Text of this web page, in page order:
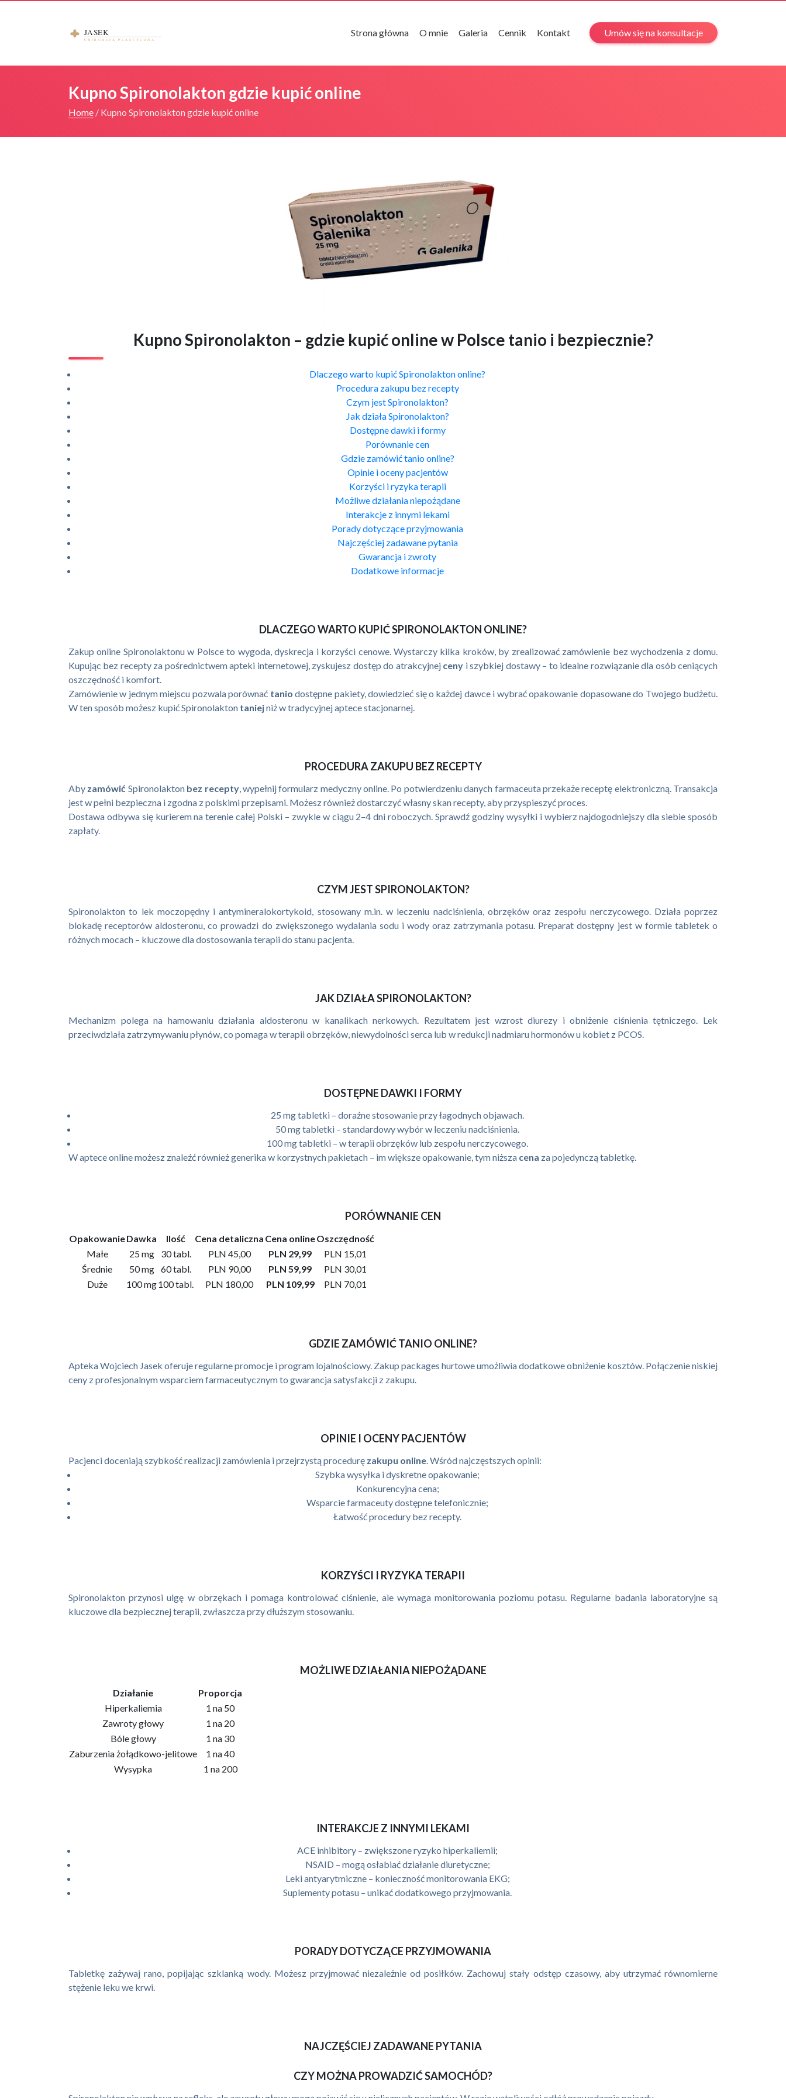
Strona główna O mnie Galeria Cennik Kontakt Umów się na konsultacje
Kupno Spironolakton gdzie kupić online
Home / Kupno Spironolakton gdzie kupić online
Kupno Spironolakton – gdzie kupić online w Polsce tanio i bezpiecznie?
Dlaczego warto kupić Spironolakton online?
Procedura zakupu bez recepty
Czym jest Spironolakton?
Jak działa Spironolakton?
Dostępne dawki i formy
Porównanie cen
Gdzie zamówić tanio online?
Opinie i oceny pacjentów
Korzyści i ryzyka terapii
Możliwe działania niepożądane
Interakcje z innymi lekami
Porady dotyczące przyjmowania
Najczęściej zadawane pytania
Gwarancja i zwroty
Dodatkowe informacje
DLACZEGO WARTO KUPIĆ SPIRONOLAKTON ONLINE?
Zakup online Spironolaktonu w Polsce to wygoda, dyskrecja i korzyści cenowe. Wystarczy kilka kroków, by zrealizować zamówienie bez wychodzenia z domu.
Kupując bez recepty za pośrednictwem apteki internetowej, zyskujesz dostęp do atrakcyjnej ceny i szybkiej dostawy – to idealne rozwiązanie dla osób ceniących
oszczędność i komfort.
Zamówienie w jednym miejscu pozwala porównać tanio dostępne pakiety, dowiedzieć się o każdej dawce i wybrać opakowanie dopasowane do Twojego budżetu.
W ten sposób możesz kupić Spironolakton taniejniż w tradycyjnej aptece stacjonarnej.
PROCEDURA ZAKUPU BEZ RECEPTY
Aby zamówić Spironolakton bez recepty, wypełnij formularz medyczny online. Po potwierdzeniu danych farmaceuta przekaże receptę elektroniczną. Transakcja
jest w pełni bezpieczna i zgodna z polskimi przepisami. Możesz również dostarczyć własny skan recepty, aby przyspieszyć proces.
Dostawa odbywa się kurierem na terenie całej Polski – zwykle w ciągu 2–4 dni roboczych. Sprawdź godziny wysyłki i wybierz najdogodniejszy dla siebie sposób
zapłaty.
CZYM JEST SPIRONOLAKTON?
Spironolakton to lek moczopędny i antymineralokortykoid, stosowany m.in. w leczeniu nadciśnienia, obrzęków oraz zespołu nerczycowego. Działa poprzez
blokadę receptorów aldosteronu, co prowadzi do zwiększonego wydalania sodu i wody oraz zatrzymania potasu. Preparat dostępny jest w formie tabletek o
różnych mocach – kluczowe dla dostosowania terapii do stanu pacjenta.
JAK DZIAŁA SPIRONOLAKTON?
Mechanizm polega na hamowaniu działania aldosteronu w kanalikach nerkowych. Rezultatem jest wzrost diurezy i obniżenie ciśnienia tętniczego. Lek
przeciwdziała zatrzymywaniu płynów, co pomaga w terapii obrzęków, niewydolności serca lub w redukcji nadmiaru hormonów u kobiet z PCOS.
DOSTĘPNE DAWKI I FORMY
25 mg tabletki – doraźne stosowanie przy łagodnych objawach.
50 mg tabletki – standardowy wybór w leczeniu nadciśnienia.
100 mg tabletki – w terapii obrzęków lub zespołu nerczycowego.
W aptece online możesz znaleźć również generika w korzystnych pakietach – im większe opakowanie, tym niższa cena za pojedynczą tabletkę.
PORÓWNANIE CEN
OpakowanieDawka Ilość Cena detaliczna Cena onlineOszczędność
Małe
25 mg 30 tabl. PLN 45,00 PLN 29,99
PLN 15,01
Średnie
50 mg 60 tabl. PLN 90,00 PLN 59,99
PLN 30,01
Duże
100 mg100 tabl. PLN 180,00 PLN 109,99 PLN 70,01
GDZIE ZAMÓWIĆ TANIO ONLINE?
Apteka Wojciech Jasek oferuje regularne promocje i program lojalnościowy. Zakup packages hurtowe umożliwia dodatkowe obniżenie kosztów. Połączenie niskiej
ceny z profesjonalnym wsparciem farmaceutycznym to gwarancja satysfakcji z zakupu.
OPINIE I OCENY PACJENTÓW
Pacjenci doceniają szybkość realizacji zamówienia i przejrzystą procedurę zakupu online. Wśród najczęstszych opinii:
Szybka wysyłka i dyskretne opakowanie;
Konkurencyjna cena;
Wsparcie farmaceuty dostępne telefonicznie;
Łatwość procedury bez recepty.
KORZYŚCI I RYZYKA TERAPII
Spironolakton przynosi ulgę w obrzękach i pomaga kontrolować ciśnienie, ale wymaga monitorowania poziomu potasu. Regularne badania laboratoryjne są
kluczowe dla bezpiecznej terapii, zwłaszcza przy dłuższym stosowaniu.
MOŻLIWE DZIAŁANIA NIEPOŻĄDANE
Działanie
Proporcja
Hiperkaliemia
1 na 50
Zawroty głowy
1 na 20
Bóle głowy
1 na 30
Zaburzenia żołądkowo-jelitowe
1 na 40
Wysypka
1 na 200
INTERAKCJE Z INNYMI LEKAMI
ACE inhibitory – zwiększone ryzyko hiperkaliemii;
NSAID – mogą osłabiać działanie diuretyczne;
Leki antyarytmiczne – konieczność monitorowania EKG;
Suplementy potasu – unikać dodatkowego przyjmowania.
PORADY DOTYCZĄCE PRZYJMOWANIA
Tabletkę zażywaj rano, popijając szklanką wody. Możesz przyjmować niezależnie od posiłków. Zachowuj stały odstęp czasowy, aby utrzymać równomierne
stężenie leku we krwi.
NAJCZĘŚCIEJ ZADAWANE PYTANIA
CZY MOŻNA PROWADZIĆ SAMOCHÓD?